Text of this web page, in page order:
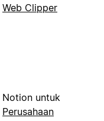
Web Clipper
Notion untuk
Perusahaan